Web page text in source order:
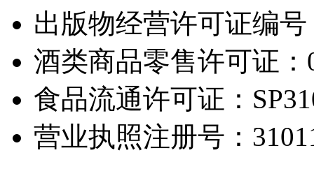
出版物经营许可证编
酒类商品零售许可证：
食品流通许可证：
营业执照注册号：